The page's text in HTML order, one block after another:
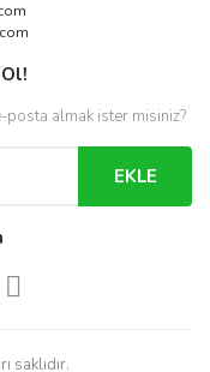
posta almak ister misiniz?
EKLE
saklıdır.